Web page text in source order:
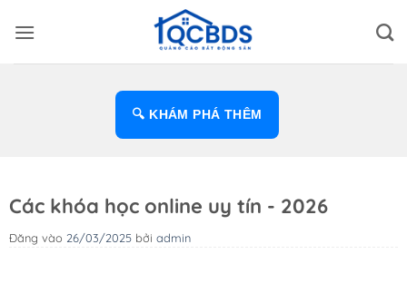
qua
🔍 KHÁM PHÁ THÊM
Các khóa học online uy tín - 2026
Đăng vào 26/03/2025 bởi admin